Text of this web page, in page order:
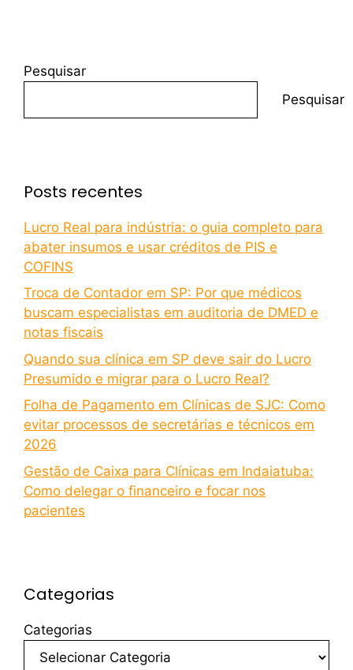
Pesquisar
Pesquisar
Posts recentes
Lucro Real para indústria: o guia completo para
abater insumos e usar créditos de PIS e
COFINS
Troca de Contador em SP: Por que médicos
buscam especialistas em auditoria de DMED e
notas fiscais
Quando sua clínica em SP deve sair do Lucro
Presumido e migrar para o Lucro Real?
Folha de Pagamento em Clínicas de SJC: Como
evitar processos de secretárias e técnicos em
2026
Gestão de Caixa para Clínicas em Indaiatuba:
Como delegar o financeiro e focar nos
pacientes
Categorias
Categorias